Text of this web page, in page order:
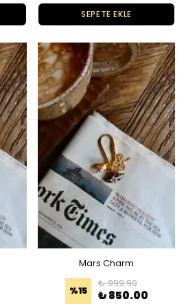
SEPETE EKLE
Mars Charm
%15
₺ 999.90
₺ 850.00